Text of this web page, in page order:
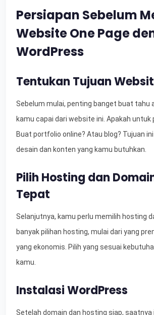
Persiapan Sebelum
Website One Page
WordPress
Tentukan Tujuan
Sebelum mulai, penting banget buat tahu
kamu capai dari website ini. Apakah untuk
Buat portfolio online? Atau blog? Tujuan
desain dan konten yang kamu butuhkan.
Pilih Hosting dan
Tepat
Selanjutnya, kamu perlu memilih hosting
banyak pilihan hosting, mulai dari yang
yang ekonomis. Pilih yang sesuai
kamu.
Instalasi WordPress
Setelah domain dan hosting siap, saatnya